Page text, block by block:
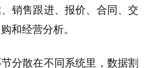
销售跟进、报价、合同、交
和经营分析。
分散在不同系统里，数据割